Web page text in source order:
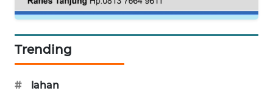
Trending
#
lahan
WAHANA
DESA
WISATA
LAPAK